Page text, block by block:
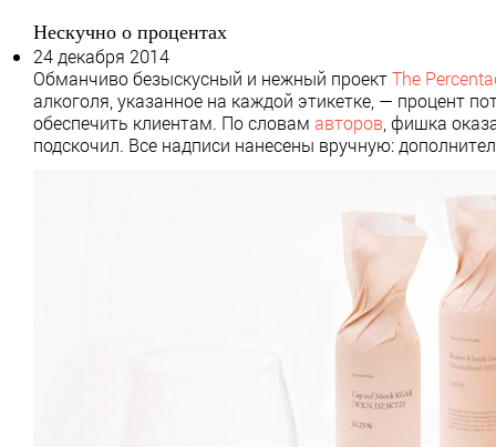
Нескучно о процентах
24 декабря 2014
Обманчиво безыскусный и нежный проектThe
алкоголя, указанное на каждой этикетке, — процент
обеспечить клиентам. По словам авторов , фишка
подскочил. Все надписи нанесены вручную: